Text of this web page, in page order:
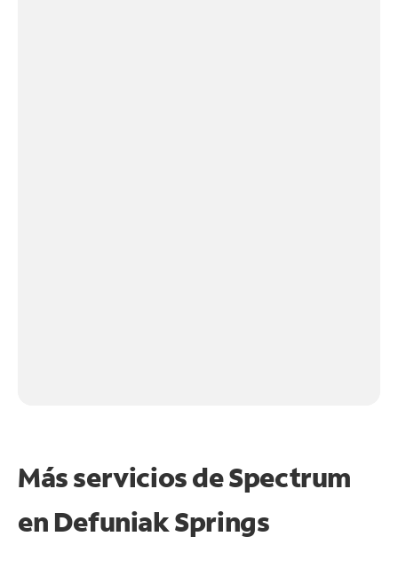
Más servicios de Spectrum
en Defuniak Springs